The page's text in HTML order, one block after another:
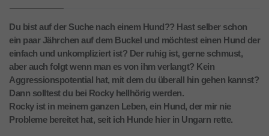
Du bist auf der Suche nach einem Hund?? Hast selber schon
ein paar Jährchen auf dem Buckel und möchtest einen Hund der
einfach und unkompliziert ist? Der ruhig ist, gerne schmust,
aber auch folgt wenn man es von ihm verlangt? Kein
Aggressionspotential hat, mit dem du überall hin gehen kannst?
Dann solltest du bei Rocky hellhörig werden.
Rocky ist in meinem ganzen Leben, ein Hund, der mir nie
Probleme bereitet hat, seit ich Hunde hier in Ungarn rette.